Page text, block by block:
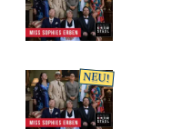
NEU!